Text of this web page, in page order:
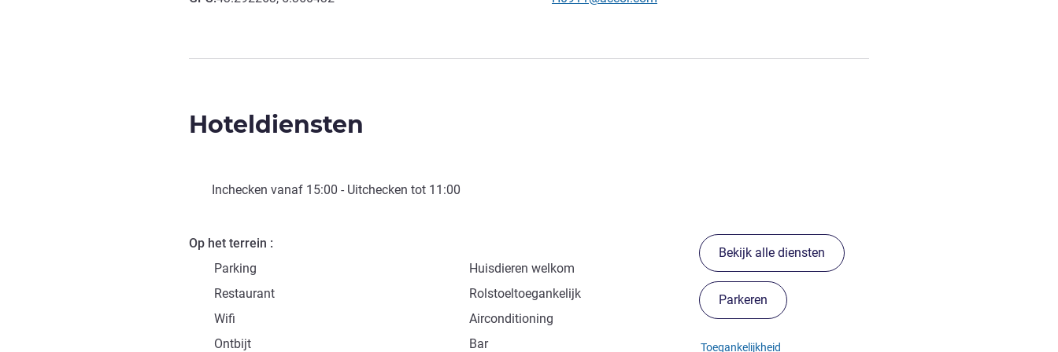
Hoteldiensten
Inchecken vanaf 15:00 - Uitchecken tot 11:00
Op het terrein
Parking
Huisdieren welkom
Restaurant
Rolstoeltoegankelijk
Wifi
Airconditioning
Ontbijt
Bar
Bekijk alle diensten
Parkeren
Toegankelijkheid